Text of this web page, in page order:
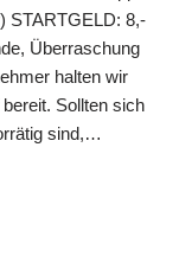
STARTGELD: 8,-
Überraschung
halten wir
Sollten sich
sind,…